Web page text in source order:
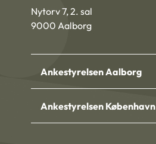
Nytorv 7, 2. sal
9000 Aalborg
Ankestyrelsen Aalborg
Ankestyrelsen København